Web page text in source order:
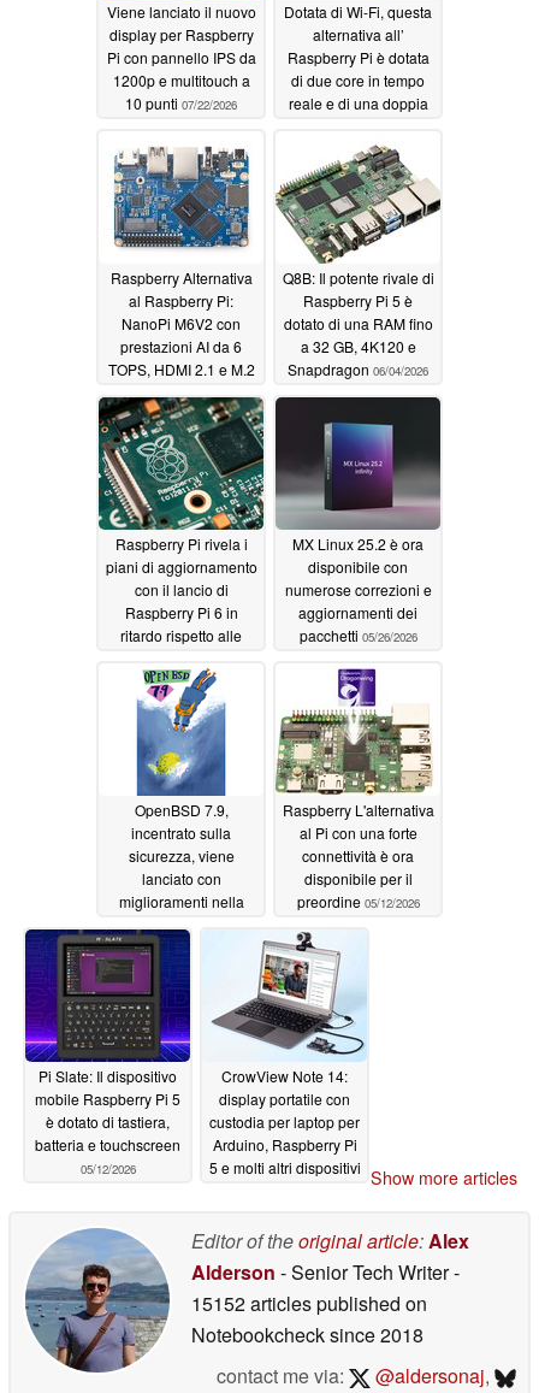
Viene lanciato il nuovo
display per Raspberry
Pi con pannello IPS da
1200p e multitouch a
10 punti 07/22/2026
Dotata di Wi-Fi, questa
alternativa all’
Raspberry Pi è dotata
di due core in tempo
reale e di una doppia
07/05/2026
Raspberry Alternativa
al Raspberry Pi:
NanoPi M6V2 con
prestazioni AI da 6
TOPS, HDMI 2.1 e M.2
06/14/2026
Q8B: Il potente rivale di
Raspberry Pi 5 è
dotato di una RAM fino
a 32 GB, 4K120 e
Snapdragon 06/04/2026
Raspberry Pi rivela i
piani di aggiornamento
con il lancio di
Raspberry Pi 6 in
ritardo rispetto alle
MX Linux 25.2 è ora
disponibile con
numerose correzioni e
aggiornamenti dei
pacchetti 05/26/2026
OpenBSD 7.9,
incentrato sulla
sicurezza, viene
lanciato con
miglioramenti nella
ancora05/20/2026
Raspberry L'alternativa
al Pi con una forte
connettività è ora
disponibile per il
preordine 05/12/2026
Pi Slate: Il dispositivo
mobile Raspberry Pi 5
è dotato di tastiera,
batteria e touchscreen
05/12/2026
CrowView Note 14:
display portatile con
custodia per laptop per
Arduino, Raspberry Pi
5 e molti altri dispositivi Show more articles
Editor of theoriginal article:Alex
Alderson - Senior Tech Writer-
15152 articles published on
Notebookchecksince 2018
contact me via:
@aldersonaj,